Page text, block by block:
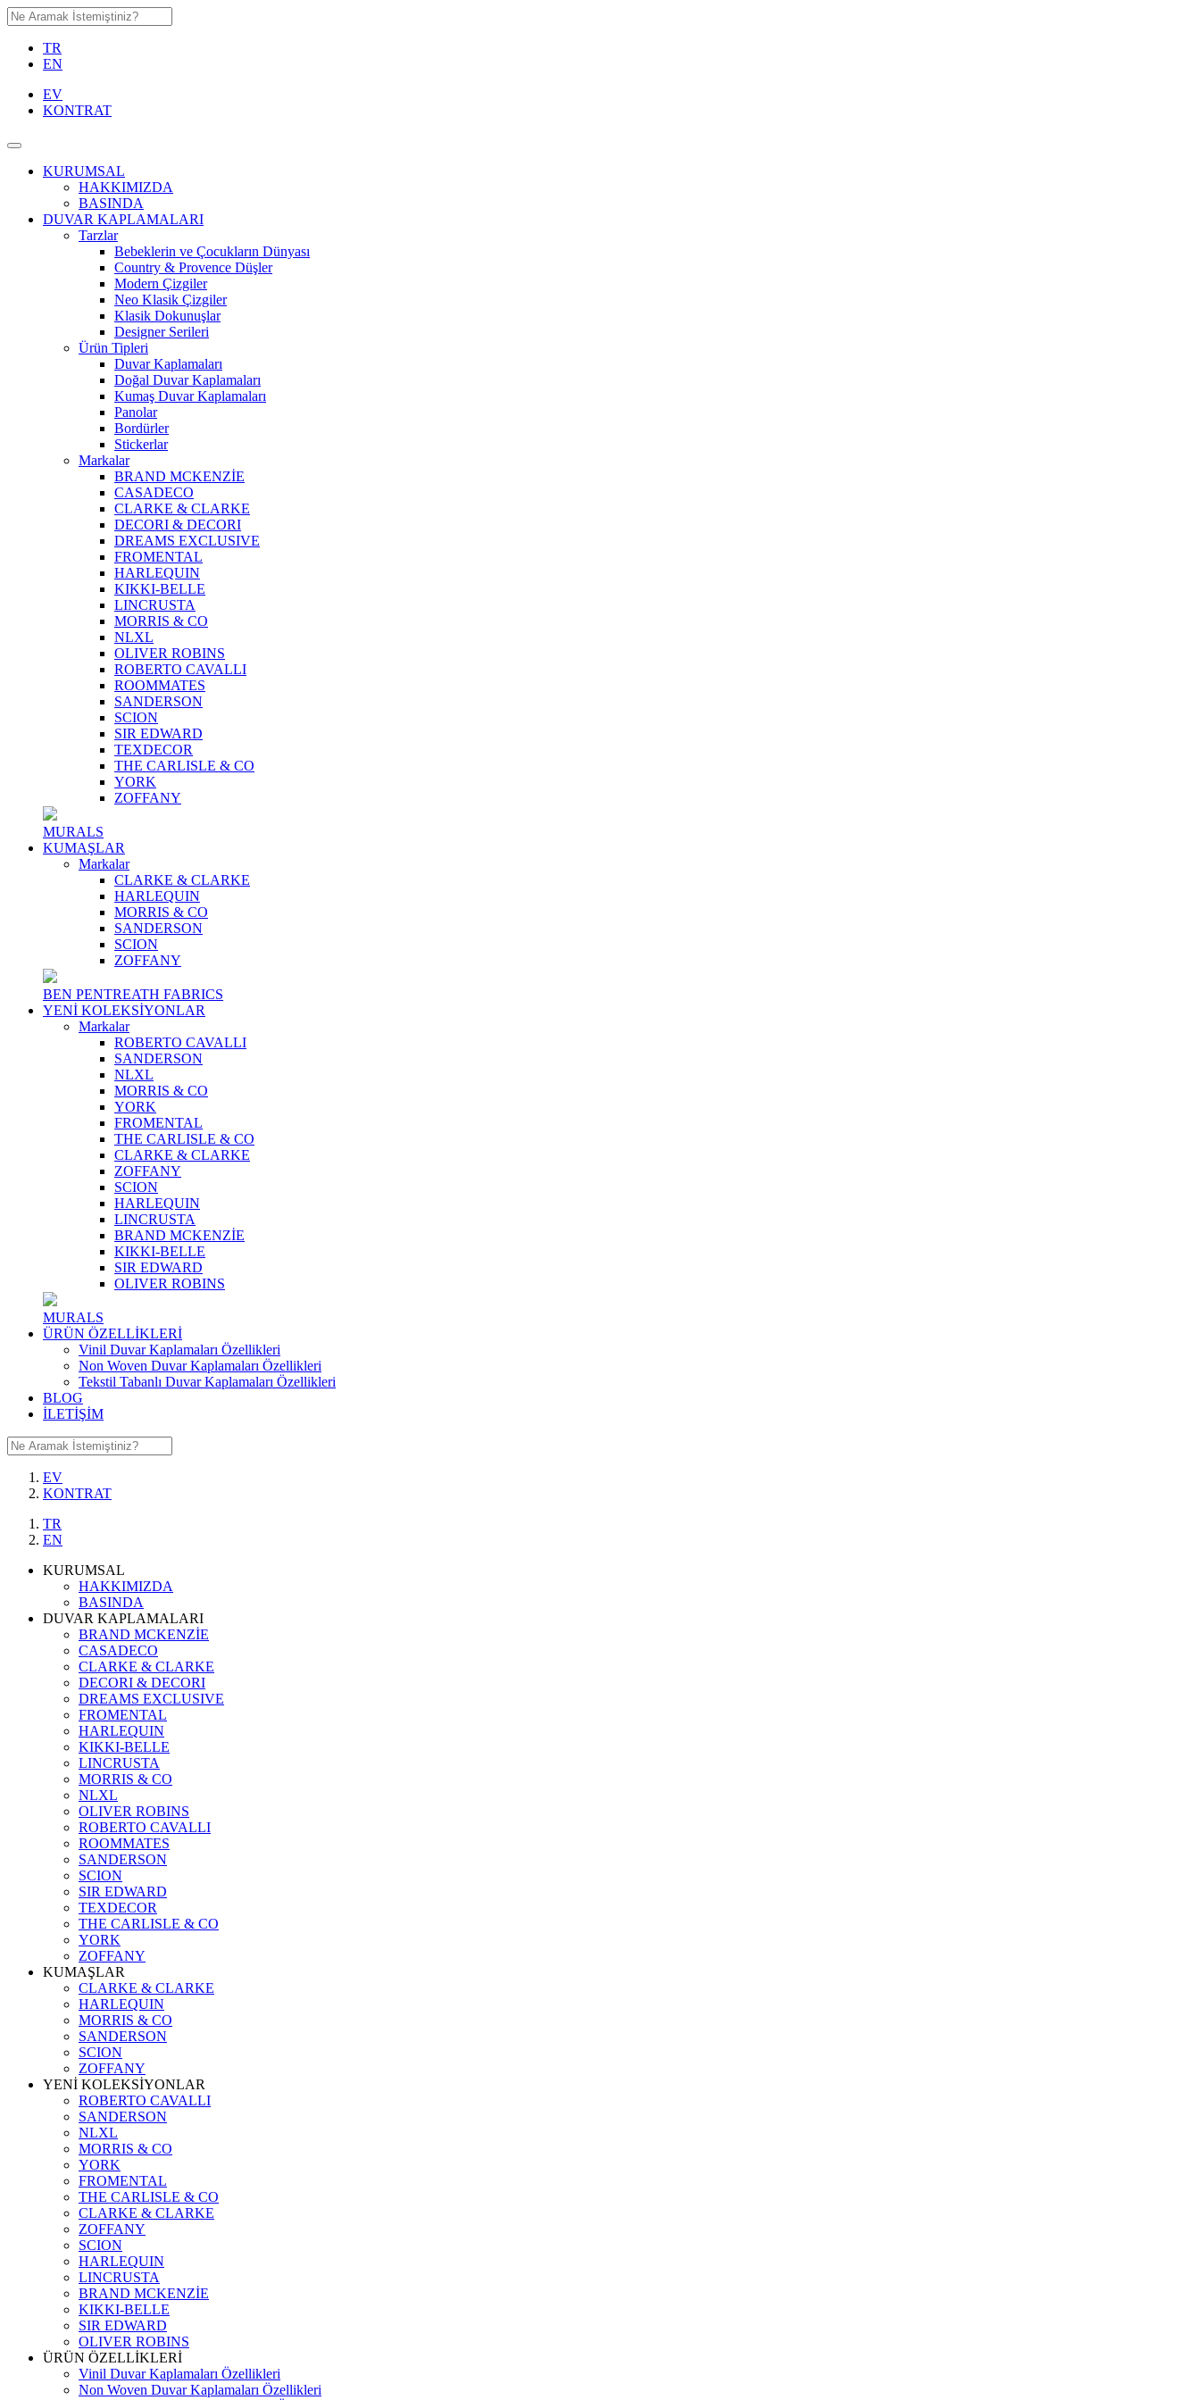
TR
EN
EV
KONTRAT
KURUMSAL
HAKKIMIZDA
BASINDA
DUVAR KAPLAMALARI
Tarzlar
Bebeklerin ve Çocukların Dünyası
Country & Provence Düşler
Modern Çizgiler
Neo Klasik Çizgiler
Klasik Dokunuşlar
Designer Serileri
Ürün Tipleri
Duvar Kaplamaları
Doğal Duvar Kaplamaları
Kumaş Duvar Kaplamaları
Panolar
Bordürler
Stickerlar
Markalar
BRAND MCKENZİE
CASADECO
CLARKE & CLARKE
DECORI & DECORI
DREAMS EXCLUSIVE
FROMENTAL
HARLEQUIN
KIKKI-BELLE
LINCRUSTA
MORRIS & CO
NLXL
OLIVER ROBINS
ROBERTO CAVALLI
ROOMMATES
SANDERSON
SCION
SIR EDWARD
TEXDECOR
THE CARLISLE & CO
YORK
ZOFFANY
MURALS
KUMAŞLAR
Markalar
CLARKE & CLARKE
HARLEQUIN
MORRIS & CO
SANDERSON
SCION
ZOFFANY
BEN PENTREATH FABRICS
YENİ KOLEKSİYONLAR
Markalar
ROBERTO CAVALLI
SANDERSON
NLXL
MORRIS & CO
YORK
FROMENTAL
THE CARLISLE & CO
CLARKE & CLARKE
ZOFFANY
SCION
HARLEQUIN
LINCRUSTA
BRAND MCKENZİE
KIKKI-BELLE
SIR EDWARD
OLIVER ROBINS
MURALS
ÜRÜN ÖZELLİKLERİ
Vinil Duvar Kaplamaları Özellikleri
Non Woven Duvar Kaplamaları Özellikleri
Tekstil Tabanlı Duvar Kaplamaları Özellikleri
BLOG
İLETİŞİM
EV
KONTRAT
TR
EN
KURUMSAL
HAKKIMIZDA
BASINDA
DUVAR KAPLAMALARI
BRAND MCKENZİE
CASADECO
CLARKE & CLARKE
DECORI & DECORI
DREAMS EXCLUSIVE
FROMENTAL
HARLEQUIN
KIKKI-BELLE
LINCRUSTA
MORRIS & CO
NLXL
OLIVER ROBINS
ROBERTO CAVALLI
ROOMMATES
SANDERSON
SCION
SIR EDWARD
TEXDECOR
THE CARLISLE & CO
YORK
ZOFFANY
KUMAŞLAR
CLARKE & CLARKE
HARLEQUIN
MORRIS & CO
SANDERSON
SCION
ZOFFANY
YENİ KOLEKSİYONLAR
ROBERTO CAVALLI
SANDERSON
NLXL
MORRIS & CO
YORK
FROMENTAL
THE CARLISLE & CO
CLARKE & CLARKE
ZOFFANY
SCION
HARLEQUIN
LINCRUSTA
BRAND MCKENZİE
KIKKI-BELLE
SIR EDWARD
OLIVER ROBINS
ÜRÜN ÖZELLİKLERİ
Vinil Duvar Kaplamaları Özellikleri
Non Woven Duvar Kaplamaları Özellikleri